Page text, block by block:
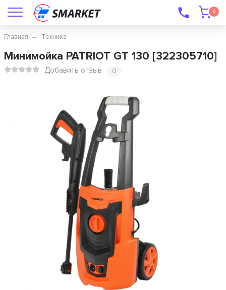
0
Главная Техника
Минимойка PATRIOT GT 130 [322305710]
Добавить отзыв 0